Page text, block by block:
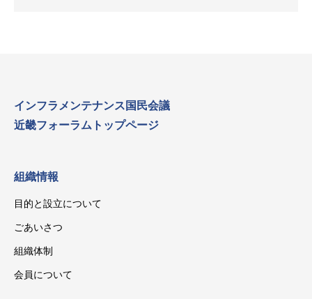
インフラメンテナンス国民会議
近畿フォーラムトップページ
組織情報
目的と設立について
ごあいさつ
組織体制
会員について